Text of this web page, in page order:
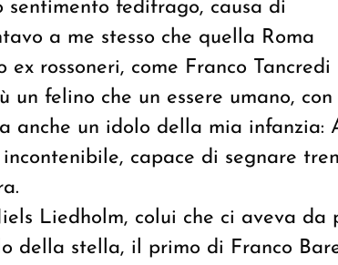
sentimento fedifrago, causa di
a me stesso che quella Roma
rossoneri, come Franco Tancredi
un felino che un essere umano, con
anche un idolo della mia infanzia:
capace di segnare
Liedholm, colui che ci aveva da
della stella, il primo di Franco